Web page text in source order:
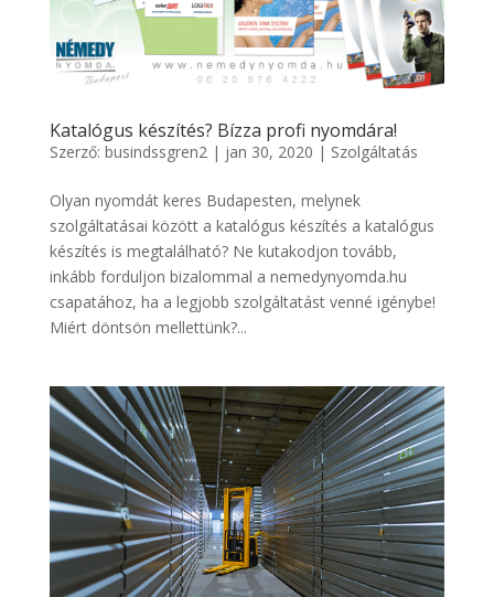
Katalógus készítés? Bízza profi nyomdára!
Szerző: busindssgren2| jan 30, 2020 | Szolgáltatás
Olyan nyomdát keres Budapesten, melynek
szolgáltatásai között a katalógus készítés a katalógus
készítés is megtalálható? Ne kutakodjon tovább,
inkább forduljon bizalommal a nemedynyomda.hu
csapatához, ha a legjobb szolgáltatást venné igénybe!
Miért döntsön mellettünk?...